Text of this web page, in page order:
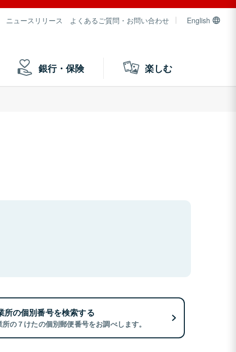
ニュースリリース よくあるご質問・お問い合わせ English
銀行・保険 楽しむ
所の個別番号を検索する
所の７けたの個別郵便番号をお調べします。